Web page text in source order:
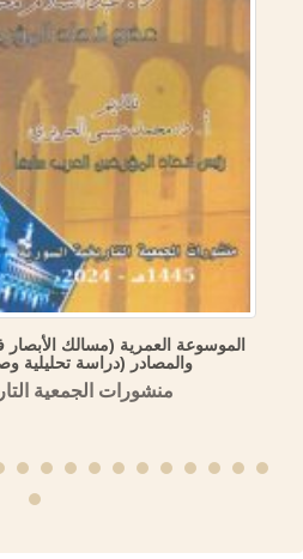
الموسوعة العمرية (مسالك الأبصار
والمصادر (دراسة تحليلية
منشورات الجمعية